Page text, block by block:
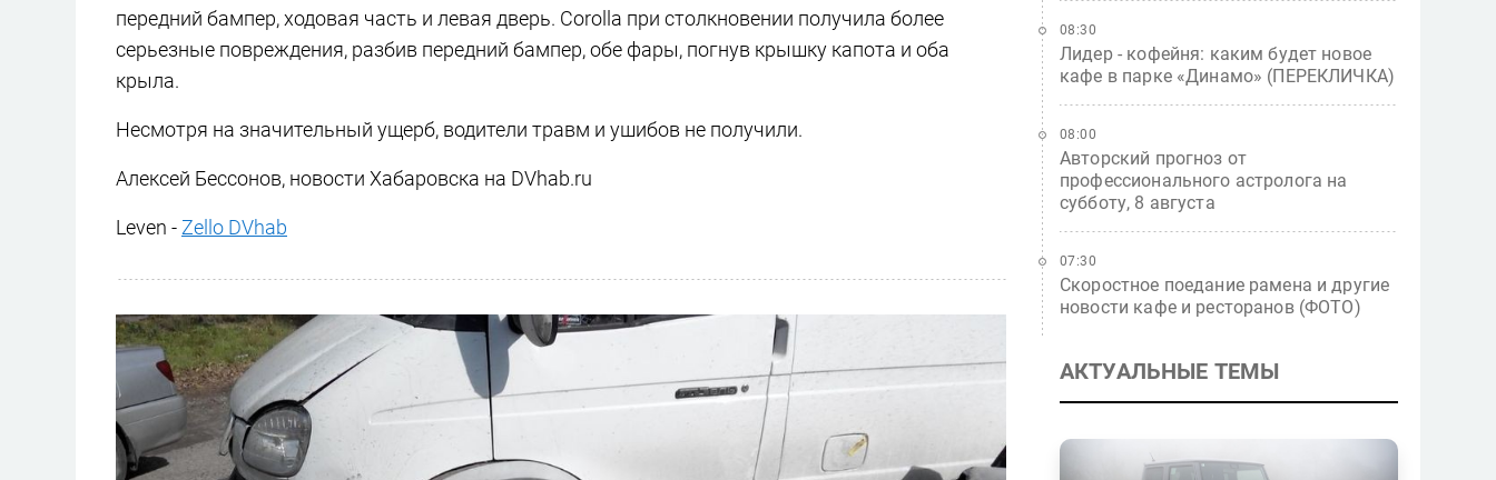
передний бампер, ходовая часть и левая дверь. Corolla при столкновении получила более
серьезные повреждения, разбив передний бампер, обе фары, погнув крышку капота и оба
крыла.
Несмотря на значительный ущерб, водители травм и ушибов не получили.
Алексей Бессонов, новости Хабаровска на DVhab.ru
Leven - Zello DVhab
Лидер - кофейня: каким будет новое
кафе в парке «Динамо» (ПЕРЕКЛИЧКА)
08:30
Авторский прогноз от
профессионального астролога на
субботу, 8 августа
08:00
Скоростное поедание рамена и другие
новости кафе и ресторанов (ФОТО)
07:30
АКТУАЛЬНЫЕ ТЕМЫ